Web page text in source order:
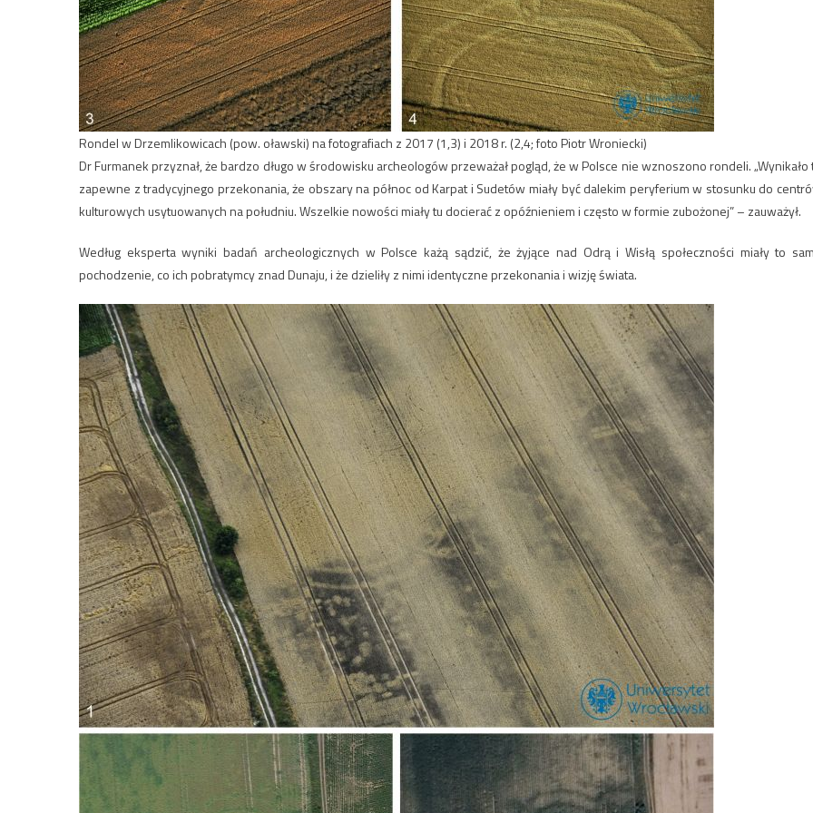
Rondel w Drzemlikowicach (pow. oławski) na fotografiach z 2017 (1,3) i 2018 r. (2,4; foto Piotr Wroniecki)
Dr Furmanek przyznał, że bardzo długo w środowisku archeologów przeważał pogląd, że w Polsce nie wznoszono rondeli. „Wynikało
zapewne z tradycyjnego przekonania, że obszary na północ od Karpat i Sudetów miały być dalekim peryferium w stosunku do
kulturowych usytuowanych na południu. Wszelkie nowości miały tu docierać z opóźnieniem i często w formie zubożonej” – zauważył.
Według eksperta wyniki badań archeologicznych w Polsce każą sądzić, że żyjące nad Odrą i Wisłą społeczności miały to
pochodzenie, co ich pobratymcy znad Dunaju, i że dzieliły z nimi identyczne przekonania i wizję świata.